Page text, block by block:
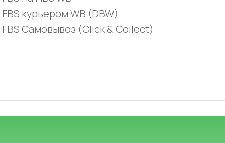
FBS курьером WB (DBW)
FBS Самовывоз (Click & Collect)